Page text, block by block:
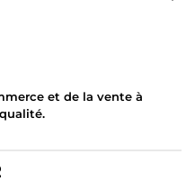
et de la vente à